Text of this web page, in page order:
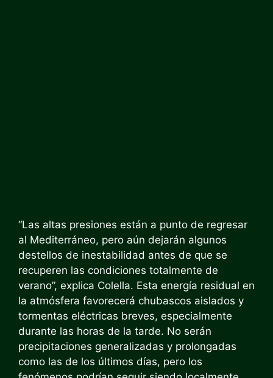
“Las altas presiones están a punto de regresar
al Mediterráneo, pero aún dejarán algunos
destellos de inestabilidad antes de que se
recuperen las condiciones totalmente de
verano”, explica Colella. Esta energía residual en
la atmósfera favorecerá chubascos aislados y
tormentas eléctricas breves, especialmente
durante las horas de la tarde. No serán
precipitaciones generalizadas y prolongadas
como las de los últimos días, pero los